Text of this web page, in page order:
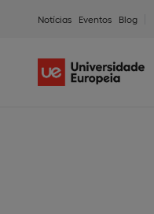
Notícias Eventos Blog